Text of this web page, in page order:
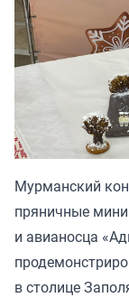
Мурманский
пряничные
и авианосца
в столице